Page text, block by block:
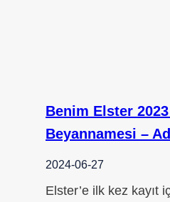
Benim Elster
Beyannamesi –
2024-06-27
Elster’e ilk kez kayıt